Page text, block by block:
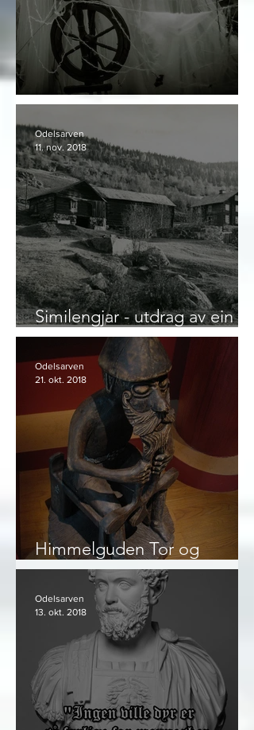
Vårt slektskap til Vedaene
Similengjar - utdrag av ein
gards- og ættesoga
Odelsarven
11. nov. 2018
Himmelguden Tor og
bondesamfunnet
Odelsarven
21. okt. 2018
Odelsarven
13. okt. 2018